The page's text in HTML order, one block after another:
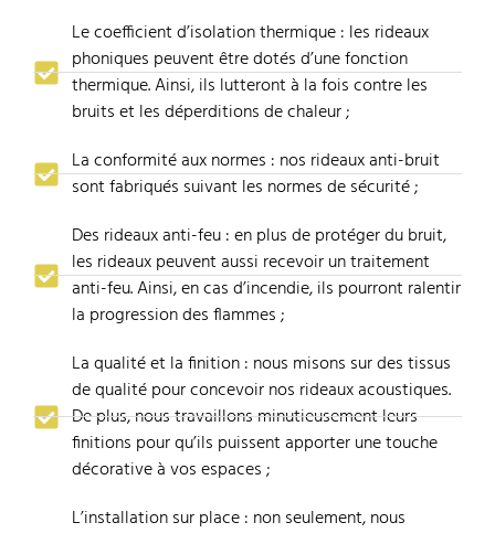
Le coefficient d’isolation thermique : les rideaux
phoniques peuvent être dotés d’une fonction
thermique. Ainsi, ils lutteront à la fois contre les
bruits et les déperditions de chaleur ;
La conformité aux normes : nos rideaux anti-bruit
sont fabriqués suivant les normes de sécurité ;
Des rideaux anti-feu : en plus de protéger du bruit,
les rideaux peuvent aussi recevoir un traitement
anti-feu. Ainsi, en cas d’incendie, ils pourront ralentir
la progression des flammes ;
La qualité et la finition : nous misons sur des tissus
de qualité pour concevoir nos rideaux acoustiques.
De plus, nous travaillons minutieusement leurs
finitions pour qu’ils puissent apporter une touche
décorative à vos espaces ;
L’installation sur place : non seulement, nous